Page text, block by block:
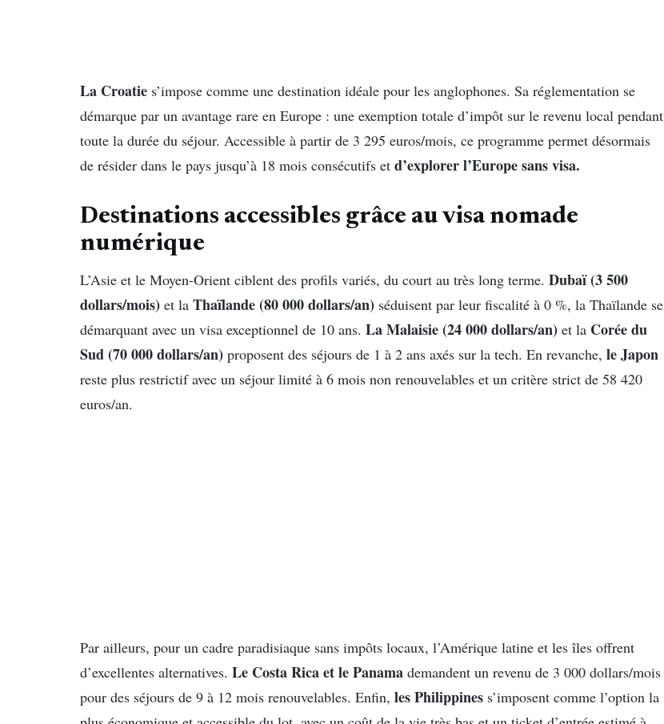
La Croatie s’impose comme une destination idéale pour les anglophones. Sa réglementation se
démarque par un avantage rare en Europe : une exemption totale d’impôt sur le revenu local pendant
toute la durée du séjour. Accessible à partir de 3 295 euros/mois, ce programme permet désormais
de résider dans le pays jusqu’à 18 mois consécutifs et d’explorer l’Europe sans visa.
Destinations accessibles grâce au visa nomade
numérique
L’Asie et le Moyen-Orient ciblent des profils variés, du court au très long terme. Dubaï (3 500
dollars/mois) et la Thaïlande (80 000 dollars/an) séduisent par leur fiscalité à 0 %, la Thaïlande se
démarquant avec un visa exceptionnel de 10 ans. La Malaisie (24 000 dollars/an) et la Corée du
Sud (70 000 dollars/an) proposent des séjours de 1 à 2 ans axés sur la tech. En revanche, le Japon
reste plus restrictif avec un séjour limité à 6 mois non renouvelables et un critère strict de 58 420
euros/an.
Par ailleurs, pour un cadre paradisiaque sans impôts locaux, l’Amérique latine et les îles offrent
d’excellentes alternatives. Le Costa Rica et le Panama demandent un revenu de 3 000 dollars/mois
pour des séjours de 9 à 12 mois renouvelables. Enfin, les Philippines s’imposent comme l’option la